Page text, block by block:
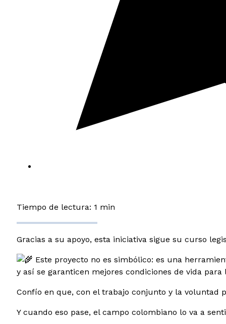
Tiempo de lectura: 1 min
Gracias a su apoyo, esta iniciativa sigue su curso
Este proyecto no es simbólico: es una
y así se garanticen mejores condiciones de vida
Confío en que, con el trabajo conjunto y la voluntad
Y cuando eso pase, el campo colombiano lo va a